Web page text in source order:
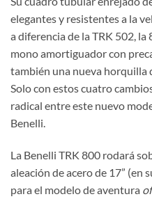
elegantes y resistentes a la
a diferencia de la TRK 502,
mono amortiguador con
también una nueva horquilla
Solo con estos cuatro
radical entre este nuevo
Benelli.
La Benelli TRK 800 rodará
aleación de acero de 17” (en
para el modelo de aventura